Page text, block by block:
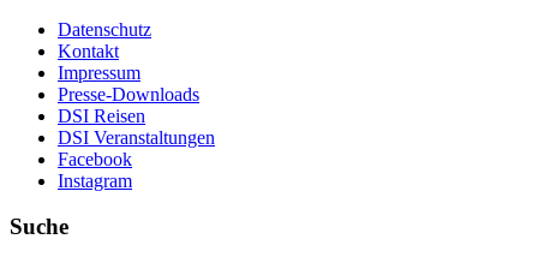
Datenschutz
Kontakt
Impressum
Presse-Downloads
DSI Reisen
DSI Veranstaltungen
Facebook
Instagram
Suche